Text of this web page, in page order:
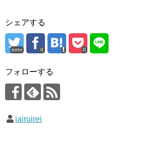
シェアする
error 0 0
フォローする
iairuirei